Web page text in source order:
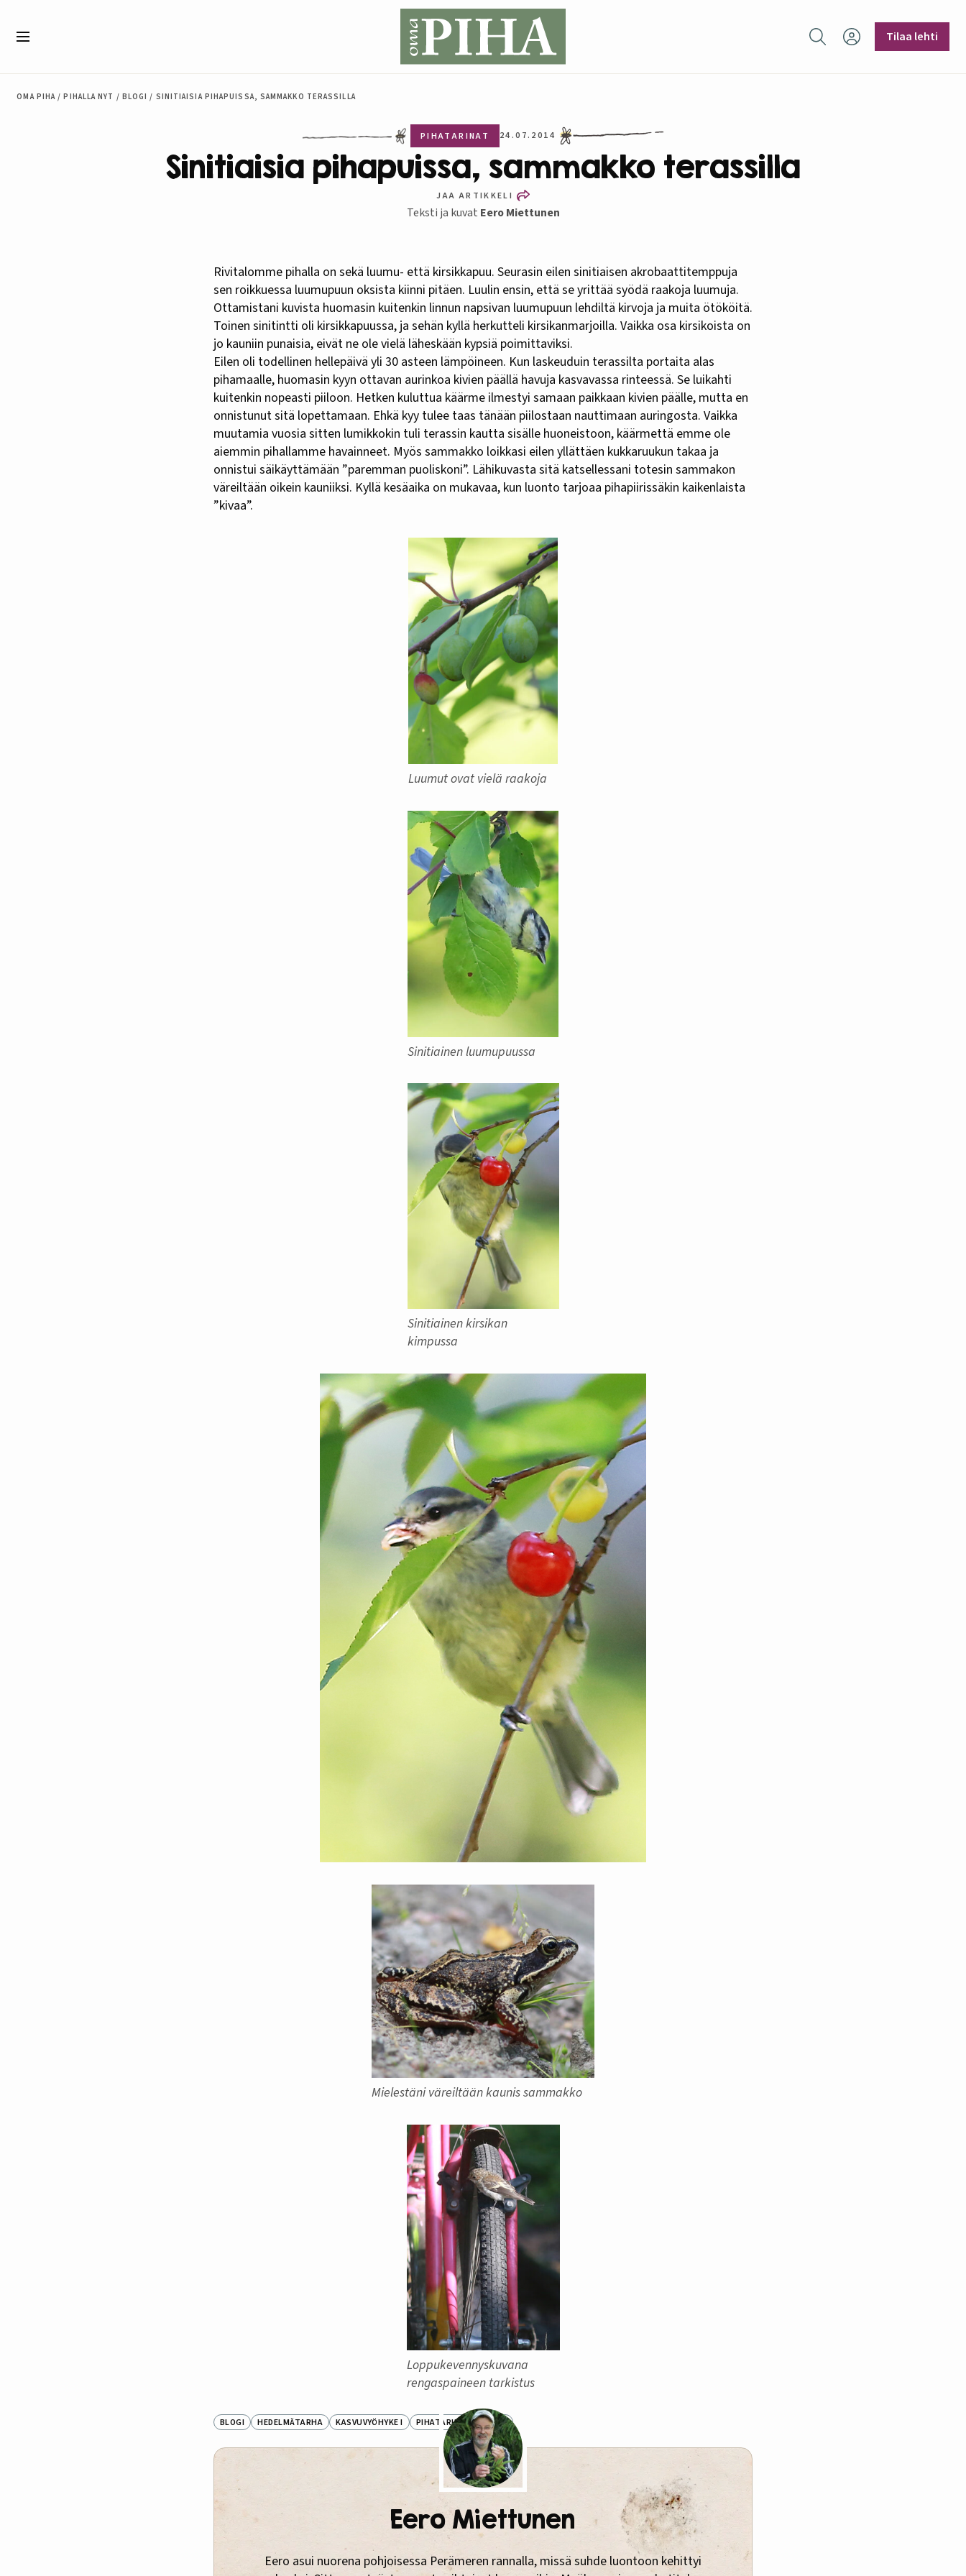
Hae sivustolta
Tilaa lehti
OMA PIHA / PIHALLA NYT / BLOGI / SINITIAISIA PIHAPUISSA, SAMMAKKO TERASSILLA
PIHATARINAT 24.07.2014
Sinitiaisia pihapuissa, sammakko terassilla
JAA ARTIKKELI
Teksti ja kuvat Eero Miettunen
Rivitalomme pihalla on sekä luumu- että kirsikkapuu. Seurasin eilen sinitiaisen akrobaattitemppuja
sen roikkuessa luumupuun oksista kiinni pitäen. Luulin ensin, että se yrittää syödä raakoja luumuja.
Ottamistani kuvista huomasin kuitenkin linnun napsivan luumupuun lehdiltä kirvoja ja muita ötököitä.
Toinen sinitintti oli kirsikkapuussa, ja sehän kyllä herkutteli kirsikanmarjoilla. Vaikka osa kirsikoista on
jo kauniin punaisia, eivät ne ole vielä läheskään kypsiä poimittaviksi.
Eilen oli todellinen hellepäivä yli 30 asteen lämpöineen. Kun laskeuduin terassilta portaita alas
pihamaalle, huomasin kyyn ottavan aurinkoa kivien päällä havuja kasvavassa rinteessä. Se luikahti
kuitenkin nopeasti piiloon. Hetken kuluttua käärme ilmestyi samaan paikkaan kivien päälle, mutta en
onnistunut sitä lopettamaan. Ehkä kyy tulee taas tänään piilostaan nauttimaan auringosta. Vaikka
muutamia vuosia sitten lumikkokin tuli terassin kautta sisälle huoneistoon, käärmettä emme ole
aiemmin pihallamme havainneet. Myös sammakko loikkasi eilen yllättäen kukkaruukun takaa ja
onnistui säikäyttämään ”paremman puoliskoni”. Lähikuvasta sitä katsellessani totesin sammakon
väreiltään oikein kauniiksi. Kyllä kesäaika on mukavaa, kun luonto tarjoaa pihapiirissäkin kaikenlaista
”kivaa”.
Luumut ovat vielä raakoja
Sinitiainen luumupuussa
Sinitiainen kirsikan
kimpussa
Mielestäni väreiltään kaunis sammakko
Loppukevennyskuvana
rengaspaineen tarkistus
BLOGI HEDELMÄTARHA KASVUVYÖHYKE I PIHATARINAT PUUT
Eero Miettunen
Eero asui nuorena pohjoisessa Perämeren rannalla, missä suhde luontoon kehittyi